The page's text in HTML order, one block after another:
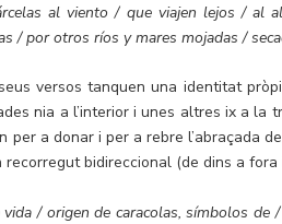
al viento / que viajen lejos / al
/ por otros ríos y mares mojadas /
versos tanquen una identitat
nia a l’interior i unes altres ix a la
per a donar i per a rebre l’abraçada
recorregut bidireccional (de dins a fora
/ origen de caracolas, símbolos